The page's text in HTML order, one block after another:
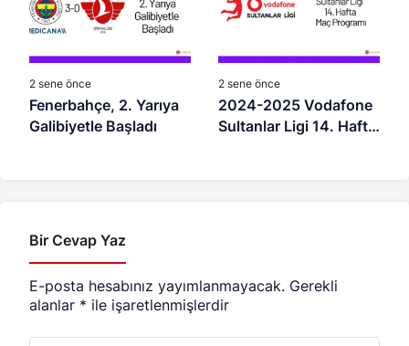
2 sene önce
Fenerbahçe, 2. Yarıya
Galibiyetle Başladı
2 sene önce
2024-2025 Vodafone
Sultanlar Ligi 14. Hafta
Bir Cevap Yaz
E-posta hesabınız yayımlanmayacak. Gerekli
alanlar * ile işaretlenmişlerdir